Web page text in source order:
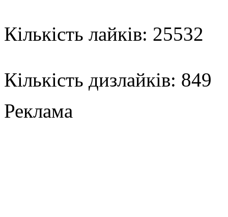
Кількість лайків: 25532
Кількість дизлайків: 849
Реклама